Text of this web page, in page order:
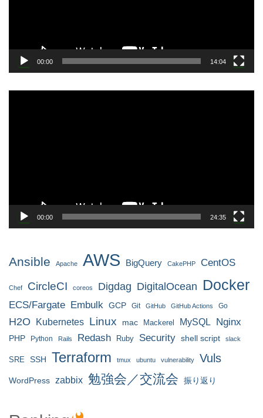
00:00 14:04
00:00 24:35
Ansible Apache AWS BigQuery CakePHP CentOS
Chef CircleCI coreos Digdag DigitalOcean Docker
ECS/Fargate Embulk GCP Git GitHub GitHub Actions Go
H2O Kubernetes Linux mac Mackerel MySQL Nginx
PHP Python Rails Redash Ruby Security shell script slack
SRE SSH Terraform tmux ubuntu vulnerability Vuls
WordPress zabbix 勉強会／交流会 振り返り